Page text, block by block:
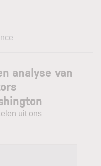
analyse van
uit ons